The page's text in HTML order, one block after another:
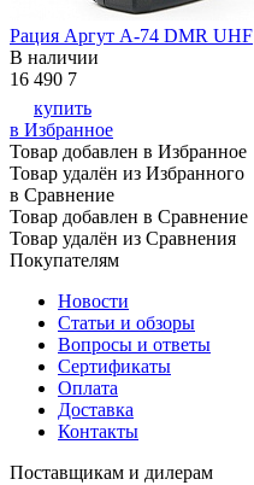
Рация Аргут А-74 DMR UHF
В наличии
16 490 7
купить
в Избранное
Товар добавлен в Избранное
Товар удалён из Избранного
в Сравнение
Товар добавлен в Сравнение
Товар удалён из Сравнения
Покупателям
Новости
Статьи и обзоры
Вопросы и ответы
Сертификаты
Оплата
Доставка
Контакты
Поставщикам и дилерам